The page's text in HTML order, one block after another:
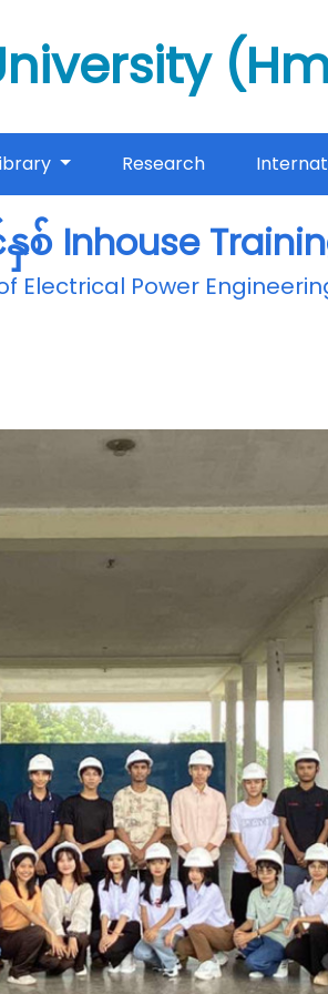
Research
စ် Inhouse
Electrical Power